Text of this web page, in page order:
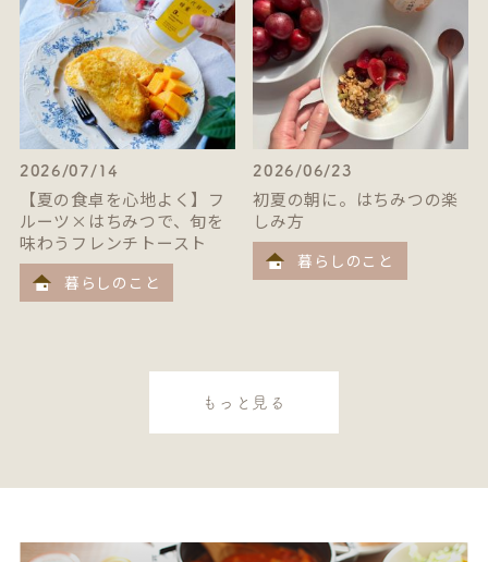
2026/07/14
【夏の食卓を心地よく】フ
ルーツ×はちみつで、旬を
味わうフレンチトースト
暮らしのこと
2026/06/23
初夏の朝に。はちみつの楽
しみ方
暮らしのこと
もっと見る